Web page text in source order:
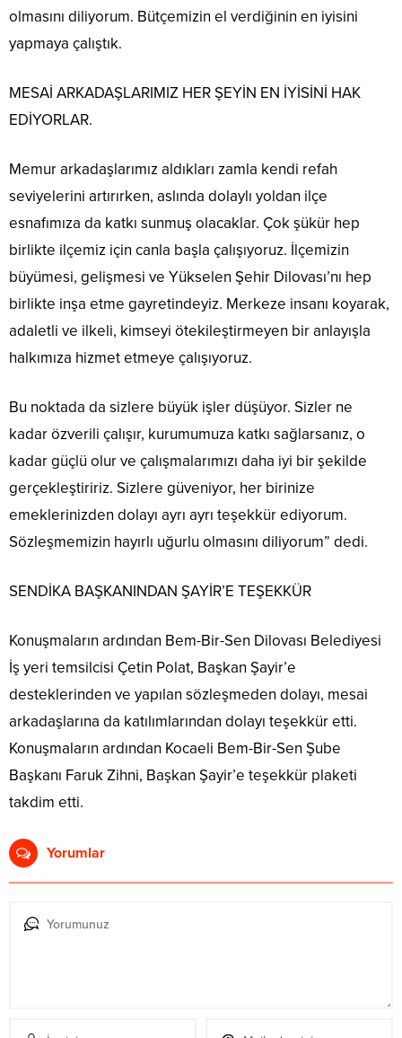
olmasını diliyorum. Bütçemizin el verdiğinin en iyisini
yapmaya çalıştık.
MESAİ ARKADAŞLARIMIZ HER ŞEYİN EN İYİSİNİ HAK
EDİYORLAR.
Memur arkadaşlarımız aldıkları zamla kendi refah
seviyelerini artırırken, aslında dolaylı yoldan ilçe
esnafımıza da katkı sunmuş olacaklar. Çok şükür hep
birlikte ilçemiz için canla başla çalışıyoruz. İlçemizin
büyümesi, gelişmesi ve Yükselen Şehir Dilovası’nı hep
birlikte inşa etme gayretindeyiz. Merkeze insanı koyarak,
adaletli ve ilkeli, kimseyi ötekileştirmeyen bir anlayışla
halkımıza hizmet etmeye çalışıyoruz.
Bu noktada da sizlere büyük işler düşüyor. Sizler ne
kadar özverili çalışır, kurumumuza katkı sağlarsanız, o
kadar güçlü olur ve çalışmalarımızı daha iyi bir şekilde
gerçekleştiririz. Sizlere güveniyor, her birinize
emeklerinizden dolayı ayrı ayrı teşekkür ediyorum.
Sözleşmemizin hayırlı uğurlu olmasını diliyorum” dedi.
SENDİKA BAŞKANINDAN ŞAYİR’E TEŞEKKÜR
Konuşmaların ardından Bem-Bir-Sen Dilovası Belediyesi
İş yeri temsilcisi Çetin Polat, Başkan Şayir’e
desteklerinden ve yapılan sözleşmeden dolayı, mesai
arkadaşlarına da katılımlarından dolayı teşekkür etti.
Konuşmaların ardından Kocaeli Bem-Bir-Sen Şube
Başkanı Faruk Zihni, Başkan Şayir’e teşekkür plaketi
takdim etti.
Yorumlar